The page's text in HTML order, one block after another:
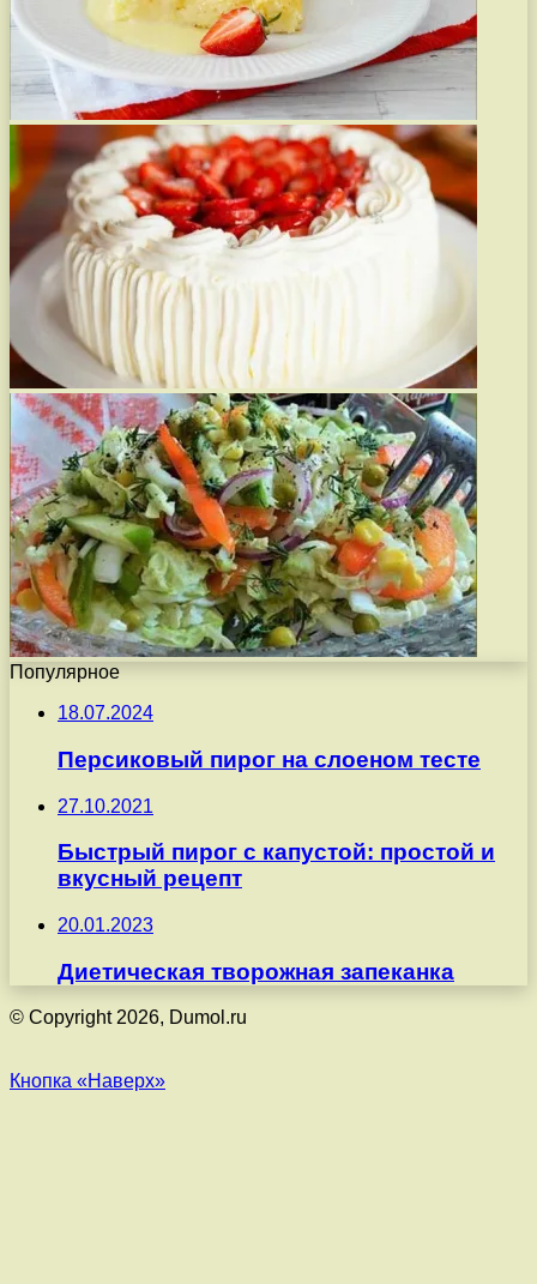
Популярное
18.07.2024
Персиковый пирог на слоеном тесте
27.10.2021
Быстрый пирог с капустой: простой и
вкусный рецепт
20.01.2023
Диетическая творожная запеканка
© Copyright 2026, Dumol.ru
Кнопка «Наверх»